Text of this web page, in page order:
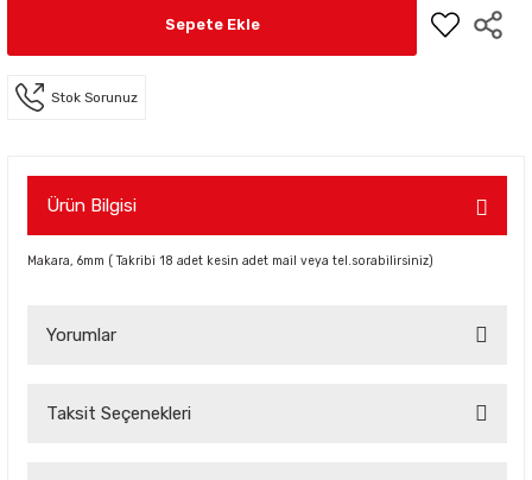
Sepete Ekle
Stok Sorunuz
Ürün Bilgisi
Makara, 6mm ( Takribi 18 adet kesin adet mail veya tel.sorabilirsiniz)
Yorumlar
Taksit Seçenekleri